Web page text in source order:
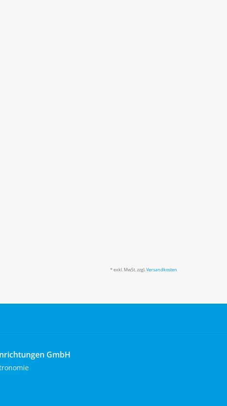
* exkl. MwSt. zzgl.Versandkosten
GmbH